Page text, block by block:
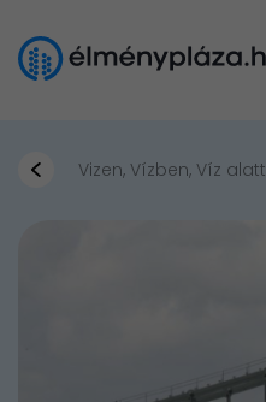
Vizen, Vízben, Víz alatt